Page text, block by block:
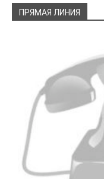
ПРЯМАЯ ЛИНИЯ